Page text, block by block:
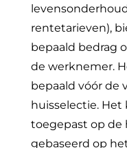
rentetarieven),
bepaald bedrag
de werknemer.
bepaald vóór de
huisselectie. Het
toegepast op de
gebaseerd op